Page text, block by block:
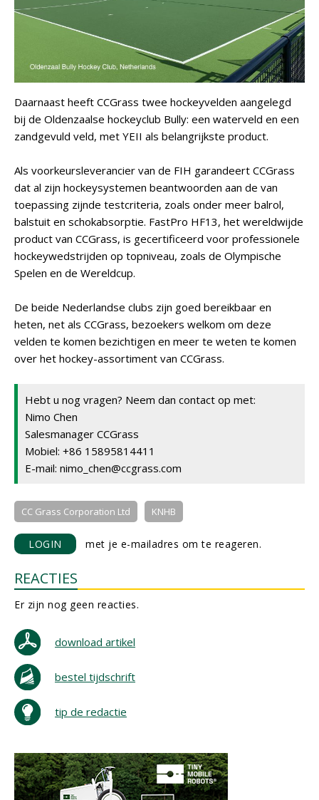
Daarnaast heeft CCGrass twee hockeyvelden aangelegd
bij de Oldenzaalse hockeyclub Bully: een waterveld en een
zandgevuld veld, met YEII als belangrijkste product.
Als voorkeursleverancier van de FIH garandeert CCGrass
dat al zijn hockeysystemen beantwoorden aan de van
toepassing zijnde testcriteria, zoals onder meer balrol,
balstuit en schokabsorptie. FastPro HF13, het wereldwijde
product van CCGrass, is gecertificeerd voor professionele
hockeywedstrijden op topniveau, zoals de Olympische
Spelen en de Wereldcup.
De beide Nederlandse clubs zijn goed bereikbaar en
heten, net als CCGrass, bezoekers welkom om deze
velden te komen bezichtigen en meer te weten te komen
over het hockey-assortiment van CCGrass.
Hebt u nog vragen? Neem dan contact op met:
Nimo Chen
Salesmanager CCGrass
Mobiel: +86 15895814411
E-mail: nimo_chen@ccgrass.com
CC Grass Corporation Ltd KNHB
LOGIN met je e-mailadres om te reageren.
REACTIES
Er zijn nog geen reacties.
download artikel
bestel tijdschrift
tip de redactie